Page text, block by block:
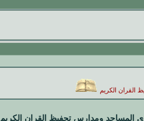
القران الكريم
المساجد ومدارس تحفيظ القران الكريم